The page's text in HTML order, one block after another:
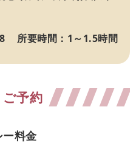
所要時間：1～1.5時間
予約
ー料金